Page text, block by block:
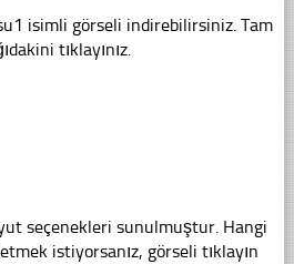
isimli görseli indirebilirsiniz. Tam
tıklayınız.
seçenekleri sunulmuştur. Hangi
istiyorsanız, görseli tıklayın